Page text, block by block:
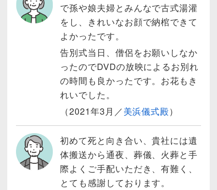
で孫や娘夫婦とみんなで古式湯灌
をし、きれいなお顔で納棺できて
よかったです。
告別式当日、僧侶をお願いしなか
ったのでDVDの放映によるお別れ
の時間も良かったです。お花もき
れいでした。
（2021年3月／美浜儀式殿）
初めて死と向き合い、貴社には遺
体搬送から通夜、葬儀、火葬と手
際よくご手配いただき、有難く、
とても感謝しております。